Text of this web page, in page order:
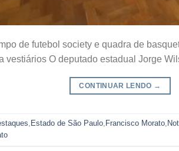
de futebol society e quadra de
vestiários O deputado estadual Jorge
CONTINUAR LENDO →
, Estado de São Paulo, Francisco Morato,